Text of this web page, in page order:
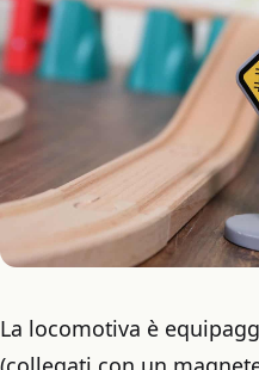
La locomotiva è